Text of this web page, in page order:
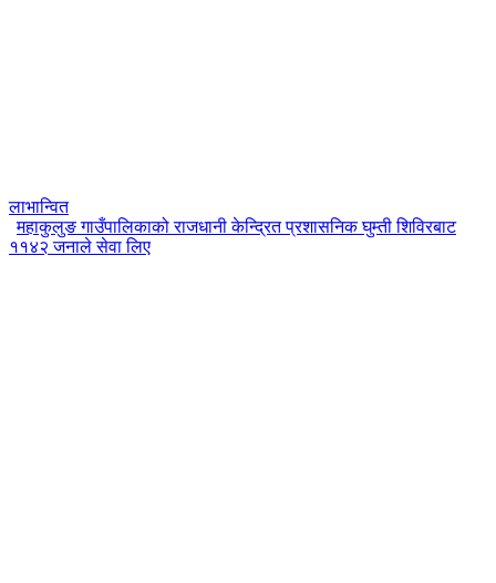
लाभान्वित
महाकुलुङ गाउँपालिकाको राजधानी केन्द्रित प्रशासनिक घुम्ती शिविरबाट
११४२ जनाले सेवा लिए